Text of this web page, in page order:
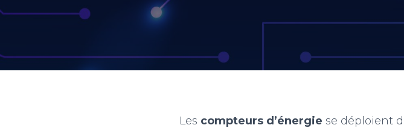
Les compteurs d’énergie se déploient